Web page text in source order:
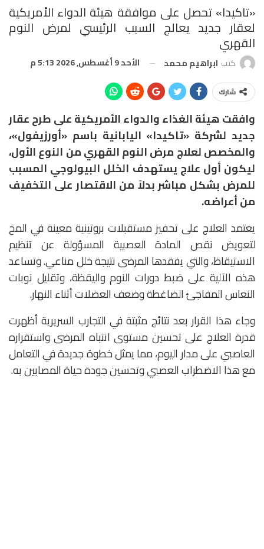
«تاكيدا» تحصل على موافقة هيئة الدواء الأمريكية
لعقار جديد يعالج السبب الرئيسي لمرض النوم
القهري
كتب ابراهيم محمد الأحد 9 أغسطس, 2026 5:13 م
شارك
وافقت هيئة الغذاء والدواء الأمريكية على طرح عقار
جديد لشركة «تاكيدا» اليابانية باسم «أورزيفول»،
والمخصص لعلاج مرض النوم القهري من النوع الأول،
ليكون أول علاج يستهدف الخلل البيولوجي المسبب
للمرض بشكل مباشر بدلاً من الاقتصار على التخفيف
من أعراضه.
يعتمد العلاج على تحفيز مستقبلات بروتينية معينة في المخ
لتعويض نقص المادة العصبية المسؤولة عن تنظيم
الاستيقاظ، والتي يفقدها المرضى نتيجة خلل مناعي. وتساعد
هذه الآلية على ضبط دورات النوم واليقظة، وتقليل نوبات
النعاس المفاجئ الضاغطة وضعف العضلات أثناء النهار.
وجاء هذا القرار بعد نتائج مثبتة في التجارب السريرية أظهرت
قدرة العلاج على تحسين مستوى انتباه المرضى واستقراره
العاصبي على مدار اليوم، مما يمثل خطوة جديدة في التعامل
مع هذا الاضطراب العصبي وتحسين جودة حياة المصابين به.